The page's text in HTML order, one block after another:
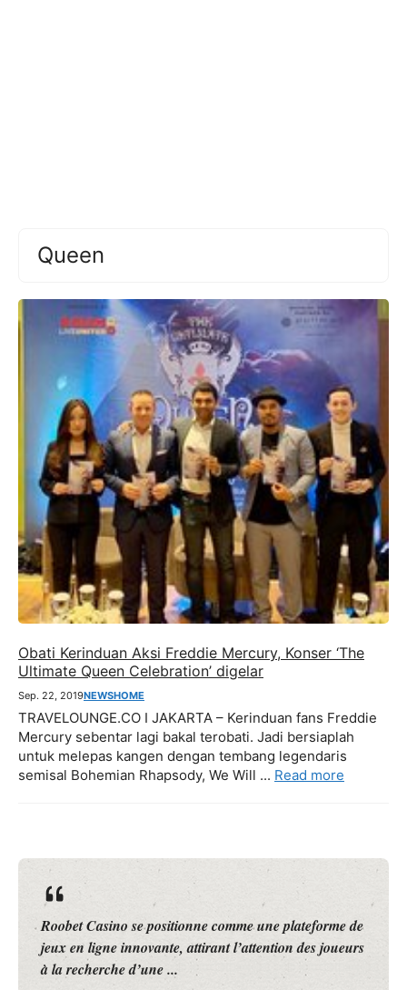
Queen
Obati Kerinduan Aksi Freddie Mercury, Konser ‘The
Ultimate Queen Celebration’ digelar
Sep. 22, 2019NEWSHOME
TRAVELOUNGE.CO I JAKARTA – Kerinduan fans Freddie
Mercury sebentar lagi bakal terobati. Jadi bersiaplah
untuk melepas kangen dengan tembang legendaris
semisal Bohemian Rhapsody, We Will ... Read more
de
joueurs
travelounge.co – Cibis Park merayakan Hari
Tahun (HUT) ke-499 Jakarta melalui Gelaran
Jakarta 2026 yang menghadirkan kolaborasi